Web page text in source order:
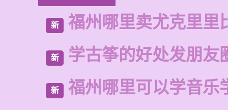
新 福州哪里卖尤克里里
新 学古筝的好处发朋友
新 福州哪里可以学音乐